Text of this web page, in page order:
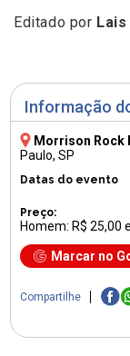
Informação
Morrison Rock
Paulo, SP
Datas do evento
Preço:
Homem: R$ 25,00
Marcar no
Compartilhe
Editado por